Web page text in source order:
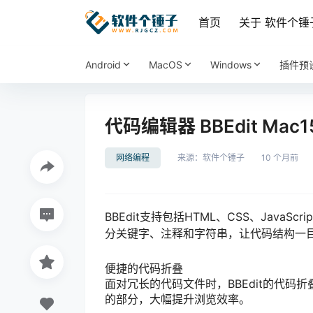
首页 关于 软件个锤
Android MacOS Windows 插件预
代码编辑器 BBEdit
网络编程 来源： 软件个锤子 10 个月前
BBEdit支持包括HTML、CSS、
分关键字、注释和字符串，让代码结构一
便捷的代码折叠
面对冗长的代码文件时，BBEdit的代码
的部分，大幅提升浏览效率。